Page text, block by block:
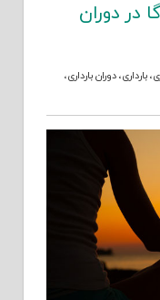
در دوران
،بارداری،دوران بارداری،